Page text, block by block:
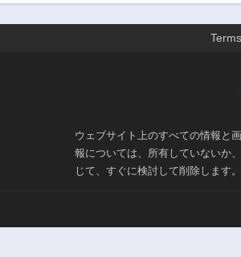
ウェブサイト上のすべての情報と
報については、所有していないか
じて、すぐに検討して削除します。